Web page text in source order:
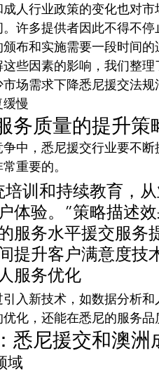
人行业政策的变化也对
许多提供者因此不得不停
布和实施需要一段时间
些因素的影响，我们整
场需求下降悉尼援交法
慢
务质量的提升策
中，悉尼援交行业要不
重要的。
培训和持续教育，
体验。”策略描述
服务水平援交服务
提升客户满意度技
服务优化
入新技术，如数据分析
化，还能在悉尼的服务
悉尼援交和澳洲
域